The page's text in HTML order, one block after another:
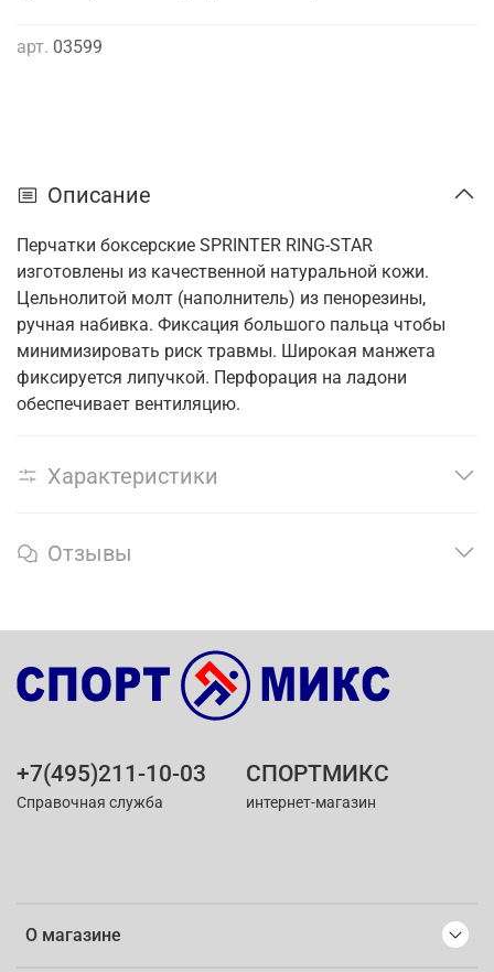
арт. 03599
Описание
Перчатки боксерские SPRINTER RING-STAR
изготовлены из качественной натуральной кожи.
Цельнолитой молт (наполнитель) из пенорезины,
ручная набивка. Фиксация большого пальца чтобы
минимизировать риск травмы. Широкая манжета
фиксируется липучкой. Перфорация на ладони
обеспечивает вентиляцию.
Характеристики
Отзывы
О магазине
+7(495)211-10-03
Справочная служба
СПОРТМИКС
интернет-магазин